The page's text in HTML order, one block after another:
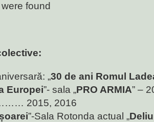
found
„30 de ani Romul
Europei”- sala „PRO ARMIA” –
2015, 2016
”-Sala Rotonda actual „